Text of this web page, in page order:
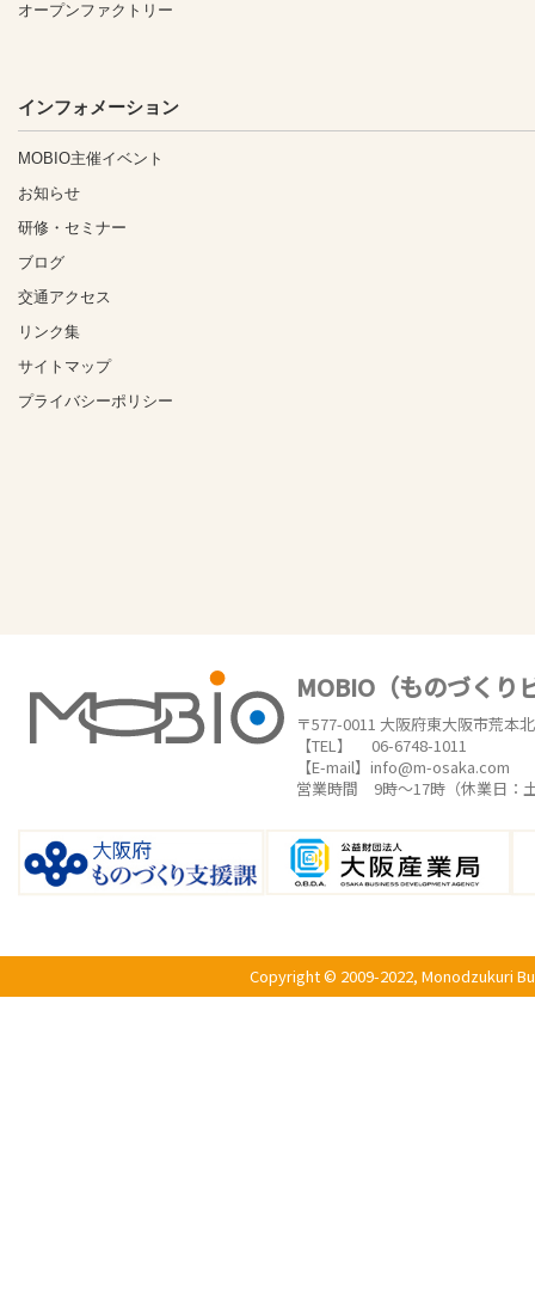
オープンファクトリー
インフォメーション
MOBIO主催イベント
お知らせ
研修・セミナー
ブログ
交通アクセス
リンク集
サイトマップ
プライバシーポリシー
MOBIO（ものづくり
〒577-0011 大阪府東大阪市荒本
【TEL】 06-6748-1011
【E-mail】info@m-osaka.com
営業時間 9時〜17時（休業日：
Copyright © 2009-2022, Monodzukuri